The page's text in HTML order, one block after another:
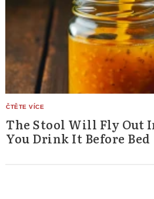
The Stool Will Fly Out
You Drink It Before Bed